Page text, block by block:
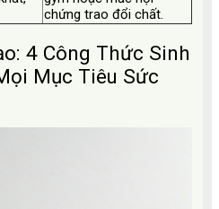
chứng trao đổi chất.
4 Công Thức Sinh
Mục Tiêu Sức